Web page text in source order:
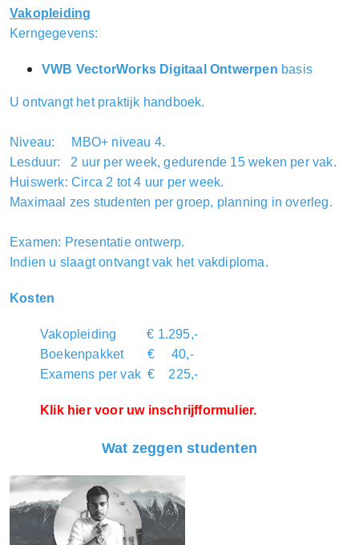
Vakopleiding
Kerngegevens:
VWB VectorWorks Digitaal Ontwerpen basis
U ontvangt het praktijk handboek.
Niveau: MBO+ niveau 4.
Lesduur: 2 uur per week, gedurende 15 weken per vak.
Huiswerk: Circa 2 tot 4 uur per week.
Maximaal zes studenten per groep, planning in overleg.
Examen: Presentatie ontwerp.
Indien u slaagt ontvangt vak het vakdiploma.
Kosten
Vakopleiding € 1.295,-
Boekenpakket € 40,-
Examens per vak € 225,-
Klik hier voor uw inschrijfformulier.
Wat zeggen studenten